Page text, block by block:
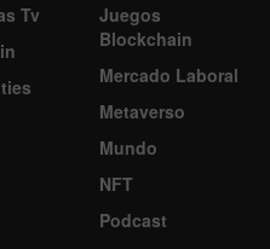
Tv
Juegos
Blockchain
Mercado Laboral
Metaverso
Mundo
NFT
Podcast